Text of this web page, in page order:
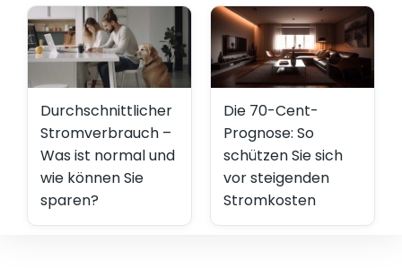
Durchschnittlicher
Stromverbrauch –
Was ist normal und
wie können Sie
sparen?
Die 70-Cent-
Prognose: So
schützen Sie sich
vor steigenden
Stromkosten